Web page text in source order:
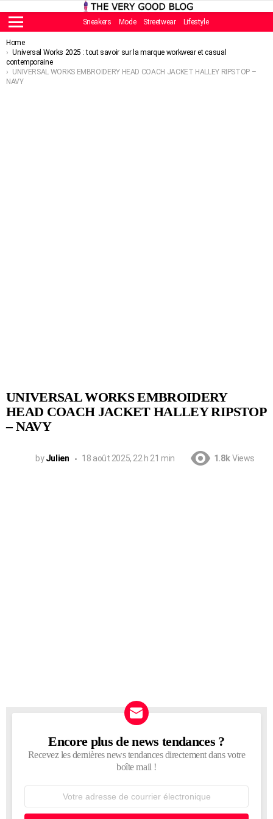
Menu
Sneakers Mode Streetwear Lifestyle
You are here:
Home
Universal Works 2025 : tout savoir sur la marque workwear et casual
contemporaine
UNIVERSAL WORKS EMBROIDERY HEAD COACH JACKET HALLEY RIPSTOP –
NAVY
UNIVERSAL WORKS EMBROIDERY
HEAD COACH JACKET HALLEY RIPSTOP
– NAVY
by Julien 18 août 2025, 22 h 21 min 1.8k Views
NEWSLETTER
Encore plus de news tendances ?
Recevez les dernières news tendances directement dans votre
boîte mail !
courrier